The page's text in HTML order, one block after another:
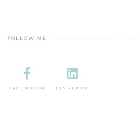
FOLLOW ME
FACEBOOOK LINKEDIN